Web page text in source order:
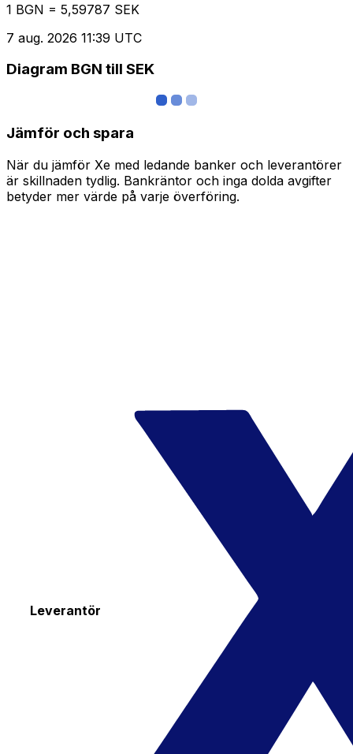
1 BGN = 5,59787 SEK
7 aug. 2026 11:39 UTC
Diagram BGN till SEK
Jämför och spara
När du jämför Xe med ledande banker och leverantörer
är skillnaden tydlig. Bankräntor och inga dolda avgifter
betyder mer värde på varje överföring.
Leverantör